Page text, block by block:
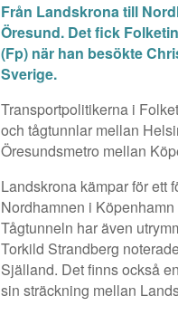
Från Landskrona till
Öresund. Det fick
(Fp) när han besökte
Sverige.
Transportpolitikerna i
och tågtunnlar mellan
Öresundsmetro mellan
Landskrona kämpar för ett
Nordhamnen i
Tågtunneln har även
Torkild Strandberg
Själland. Det finns också
sin sträckning mellan